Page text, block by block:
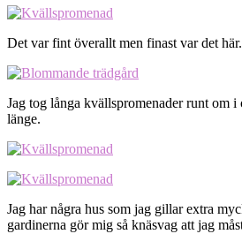
Det var fint överallt men finast var det här.
Jag tog långa kvällspromenader runt om i
länge.
Jag har några hus som jag gillar extra
gardinerna gör mig så knäsvag att jag